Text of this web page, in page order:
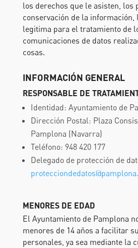
los derechos que le asisten, los
conservación de la información,
legitima para el tratamiento de
comunicaciones de datos
cosas.
INFORMACIÓN GENERAL
RESPONSABLE DE
Identidad: Ayuntamiento de
Dirección Postal: Plaza
Pamplona (Navarra)
Teléfono: 948 420 177
Delegado de protección de
MENORES DE EDAD
El Ayuntamiento de Pamplona
menores de 14 años a facilitar
personales, ya sea mediante la